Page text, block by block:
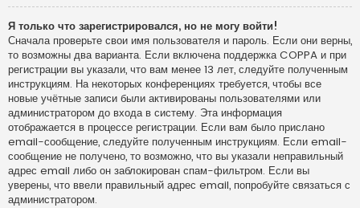
Я только что зарегистрировался, но не могу войти!
Сначала проверьте свои имя пользователя и пароль. Если они верны,
то возможны два варианта. Если включена поддержка COPPA и при
регистрации вы указали, что вам менее 13 лет, следуйте полученным
инструкциям. На некоторых конференциях требуется, чтобы все
новые учётные записи были активированы пользователями или
администратором до входа в систему. Эта информация
отображается в процессе регистрации. Если вам было прислано
email-сообщение, следуйте полученным инструкциям. Если email-
сообщение не получено, то возможно, что вы указали неправильный
адрес email либо он заблокирован спам-фильтром. Если вы
уверены, что ввели правильный адрес email, попробуйте связаться с
администратором.